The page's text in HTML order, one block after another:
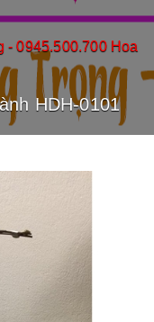
0945.500.700 Hoa
HDH-0101